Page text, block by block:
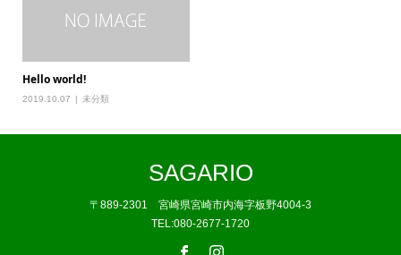
Hello world!
2019.10.07 未分類
SAGARIO
〒889-2301 宮崎県宮崎市内海字板野4004-3
TEL:080-2677-1720